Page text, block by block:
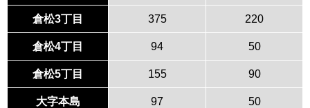
倉松3丁目 375 220
倉松4丁目 94 50
倉松5丁目 155 90
大字本島 97 50